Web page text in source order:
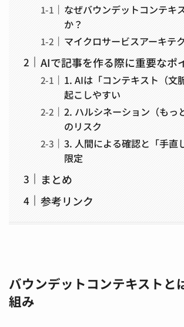
なぜバウンデットコンテキ
か？
マイクロサービスアーキテ
AIで記事を作る際に重要なポ
1. AIは「コンテキスト（文
起こしやすい
2. ハルシネーション（もっ
のリスク
3. 人間による確認と「手直
限定
まとめ
参考リンク
バウンデットコンテキストと
組み